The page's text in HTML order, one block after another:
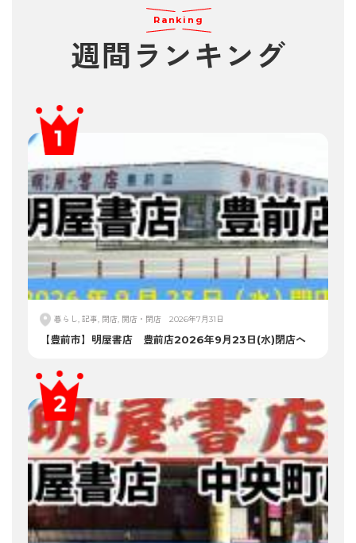
Ranking
週間ランキング
暮らし, 記事, 閉店, 開店・閉店 2026年7月31日
【豊前市】明屋書店 豊前店2026年9月23日(水)閉店へ